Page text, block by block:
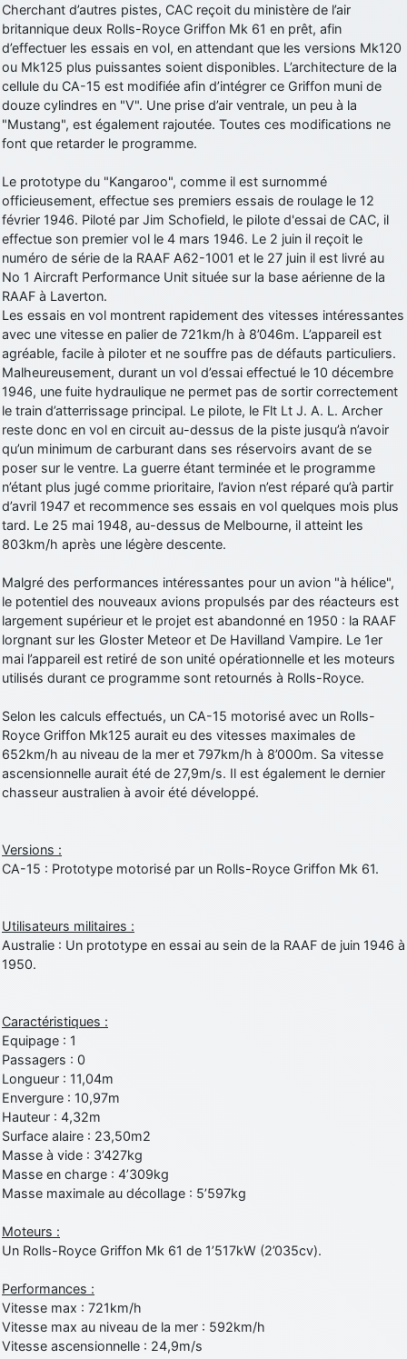
Cherchant d’autres pistes, CAC reçoit du ministère de l’air
britannique deux Rolls-Royce Griffon Mk 61 en prêt, afin
d’effectuer les essais en vol, en attendant que les versions Mk120
ou Mk125 plus puissantes soient disponibles. L’architecture de la
cellule du CA-15 est modifiée afin d’intégrer ce Griffon muni de
douze cylindres en "V". Une prise d’air ventrale, un peu à la
"Mustang", est également rajoutée. Toutes ces modifications ne
font que retarder le programme.
Le prototype du "Kangaroo", comme il est surnommé
officieusement, effectue ses premiers essais de roulage le 12
février 1946. Piloté par Jim Schofield, le pilote d'essai de CAC, il
effectue son premier vol le 4 mars 1946. Le 2 juin il reçoit le
numéro de série de la RAAF A62-1001 et le 27 juin il est livré au
No 1 Aircraft Performance Unit située sur la base aérienne de la
RAAF à Laverton.
Les essais en vol montrent rapidement des vitesses intéressantes
avec une vitesse en palier de 721km/h à 8’046m. L’appareil est
agréable, facile à piloter et ne souffre pas de défauts particuliers.
Malheureusement, durant un vol d’essai effectué le 10 décembre
1946, une fuite hydraulique ne permet pas de sortir correctement
le train d’atterrissage principal. Le pilote, le Flt Lt J. A. L. Archer
reste donc en vol en circuit au-dessus de la piste jusqu’à n’avoir
qu’un minimum de carburant dans ses réservoirs avant de se
poser sur le ventre. La guerre étant terminée et le programme
n’étant plus jugé comme prioritaire, l’avion n’est réparé qu’à partir
d’avril 1947 et recommence ses essais en vol quelques mois plus
tard. Le 25 mai 1948, au-dessus de Melbourne, il atteint les
803km/h après une légère descente.
Malgré des performances intéressantes pour un avion "à hélice",
le potentiel des nouveaux avions propulsés par des réacteurs est
largement supérieur et le projet est abandonné en 1950 : la RAAF
lorgnant sur les Gloster Meteor et De Havilland Vampire. Le 1er
mai l’appareil est retiré de son unité opérationnelle et les moteurs
utilisés durant ce programme sont retournés à Rolls-Royce.
Selon les calculs effectués, un CA-15 motorisé avec un Rolls-
Royce Griffon Mk125 aurait eu des vitesses maximales de
652km/h au niveau de la mer et 797km/h à 8’000m. Sa vitesse
ascensionnelle aurait été de 27,9m/s. Il est également le dernier
chasseur australien à avoir été développé.
Versions :
CA-15 : Prototype motorisé par un Rolls-Royce Griffon Mk 61.
Utilisateurs militaires :
Australie : Un prototype en essai au sein de la RAAF de juin 1946 à
1950.
Caractéristiques :
Equipage : 1
Passagers : 0
Longueur : 11,04m
Envergure : 10,97m
Hauteur : 4,32m
Surface alaire : 23,50m2
Masse à vide : 3’427kg
Masse en charge : 4’309kg
Masse maximale au décollage : 5’597kg
Moteurs :
Un Rolls-Royce Griffon Mk 61 de 1’517kW (2’035cv).
Performances :
Vitesse max : 721km/h
Vitesse max au niveau de la mer : 592km/h
Vitesse ascensionnelle : 24,9m/s